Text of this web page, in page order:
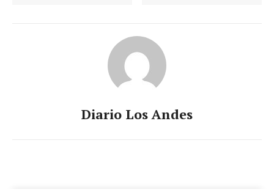
Diario Los Andes